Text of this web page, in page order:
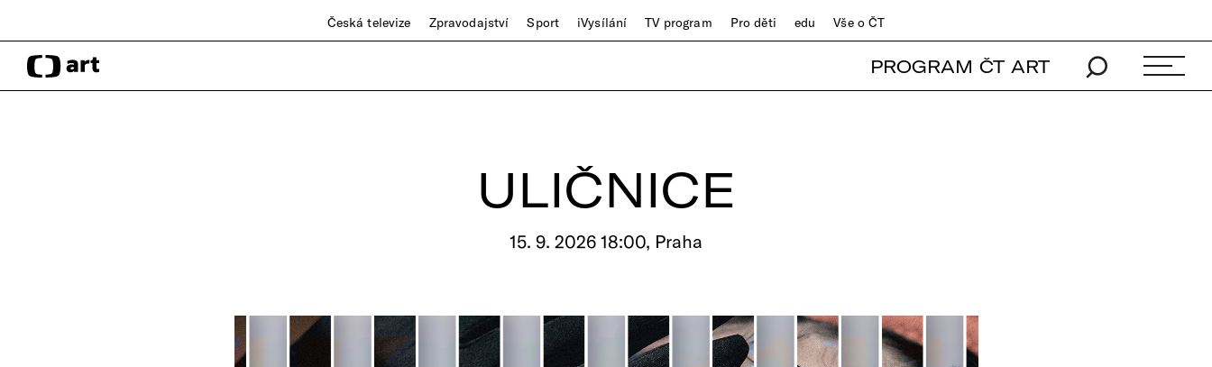
Česká televize Zpravodajství Sport iVysílání TV program Pro děti edu Vše o ČT
PROGRAM ČT ART
ULIČNICE
15. 9. 2026 18:00, Praha